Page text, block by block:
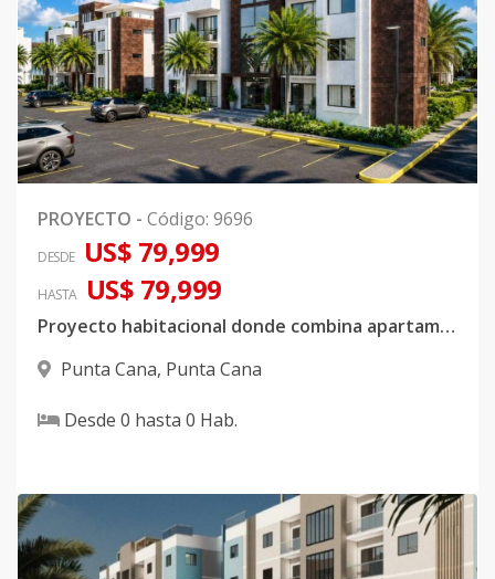
PROYECTO - Código: 9696
DESDE US$ 79,999
HASTA US$ 79,999
Proyecto habitacional donde combina apartamento con Villas independientes
Punta Cana, Punta Cana
Desde 0 hasta 0 Hab.